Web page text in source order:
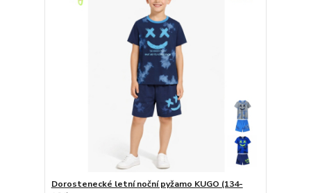
Dorostenecké letní noční pyžamo KUGO (134-